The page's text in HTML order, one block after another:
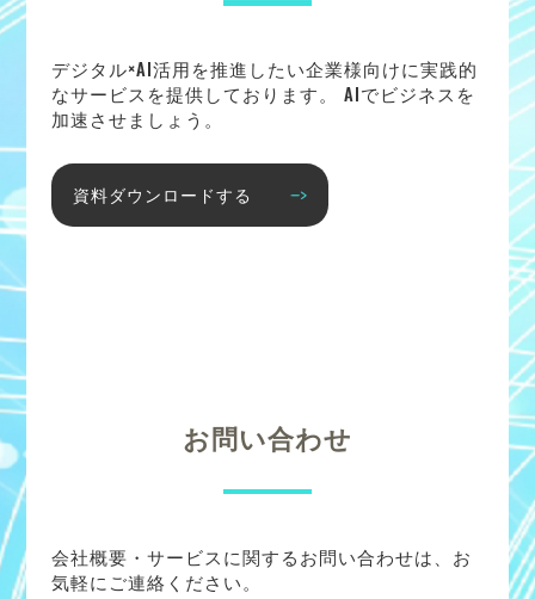
デジタル×AI活用を推進したい企業様向けに実践的
なサービスを提供しております。 AIでビジネスを
加速させましょう。
資料ダウンロードする
お問い合わせ
会社概要・サービスに関するお問い合わせは、お
気軽にご連絡ください。